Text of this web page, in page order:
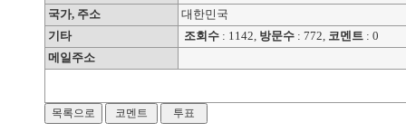
국가, 주소
대한민국
기타
조회수 : 1142, 방문수 : 772, 코멘트 : 0
메일주소